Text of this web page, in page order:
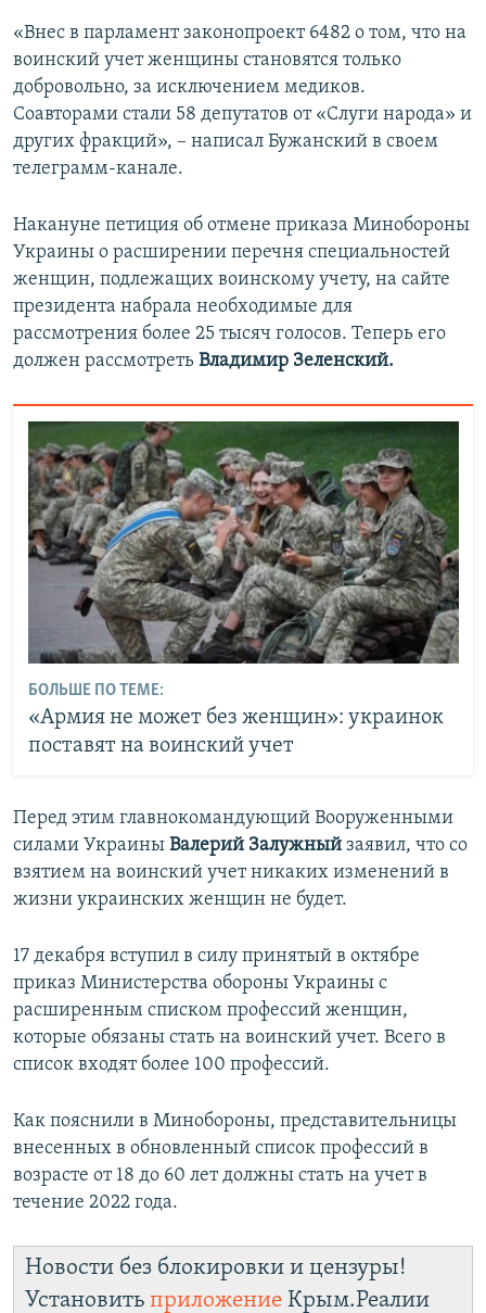
«Внес в парламент законопроект 6482 о том, что на
воинский учет женщины становятся только
добровольно, за исключением медиков.
Соавторами стали 58 депутатов от «Слуги народа» и
других фракций», – написал Бужанский в своем
телеграмм-канале.
Накануне петиция об отмене приказа Минобороны
Украины о расширении перечня специальностей
женщин, подлежащих воинскому учету, на сайте
президента набрала необходимые для
рассмотрения более 25 тысяч голосов. Теперь его
должен рассмотреть Владимир Зеленский.
БОЛЬШЕ ПО ТЕМЕ:
«Армия не может без женщин»: украинок
поставят на воинский учет
Перед этим главнокомандующий Вооруженными
силами Украины Валерий Залужный заявил, что со
взятием на воинский учет никаких изменений в
жизни украинских женщин не будет.
17 декабря вступил в силу принятый в октябре
приказ Министерства обороны Украины с
расширенным списком профессий женщин,
которые обязаны стать на воинский учет. Всего в
список входят более 100 профессий.
Как пояснили в Минобороны, представительницы
внесенных в обновленный список профессий в
возрасте от 18 до 60 лет должны стать на учет в
течение 2022 года.
Новости без блокировки и цензуры!
Установить приложение Крым.Реалии